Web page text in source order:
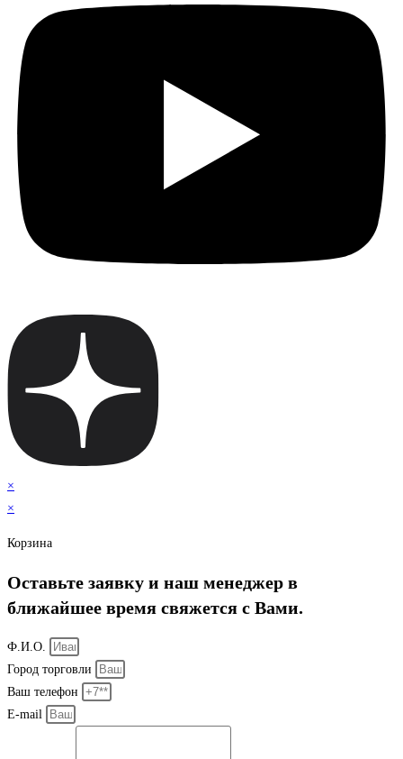
×
×
Корзина
Оставьте заявку и наш менеджер в
ближайшее время свяжется с Вами.
Ф.И.О.
Город торговли
Ваш телефон
E-mail